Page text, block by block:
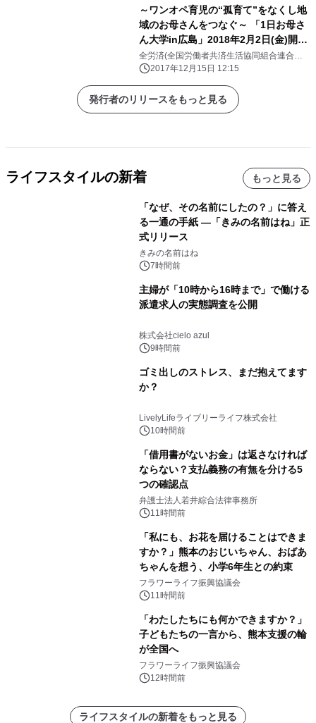
～ワンオペ育児の“孤育て”をなくし地
域のお母さんをつなぐ～ 「1日お母さ
ん大学in広島」2018年2月2日(金)開
催 親子参加の交流型イベント「子育
て講演会」と 「みそまるワークショッ
プ」に親子30組をご招待
全労済(全国労働者共済生活協同組合連合会)
お母さん大学
2017年12月15日 12:15
発行者のリリースをもっと見る
ライフスタイルの新着 もっと見る
「なぜ、その名前にしたの？」に答え
る一通の手紙 ―「きみの名前はね」正
式リリース
きみの名前はね
7時間前
主婦が「10時から16時まで」で働ける
派遣求人の実態調査を公開
株式会社cielo azul
9時間前
ゴミ出しのストレス、まだ抱えてます
か？
LivelyLifeライブリーライフ株式会社
10時間前
「借用書がないお金」は返さなければ
ならない？支払義務の有無を分ける5
つの確認点
弁護士法人若井綜合法律事務所
11時間前
「私にも、お花を届けることはできま
すか？」熊本のおじいちゃん、おばあ
ちゃんを想う、小学6年生との約束
フラワーライフ振興協議会
11時間前
「わたしたちにも何かできますか？」
子どもたちの一言から、熊本支援の輪
が全国へ
フラワーライフ振興協議会
12時間前
ライフスタイルの新着をもっと見る